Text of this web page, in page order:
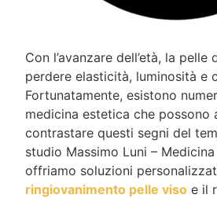
Con l’avanzare dell’età, la pelle
perdere elasticità, luminosità e
Fortunatamente, esistono
medicina estetica che possono
contrastare questi segni del
studio Massimo Luni –
offriamo soluzioni
ringiovanimento pelle viso e il